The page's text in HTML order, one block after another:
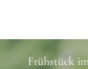
Frühstück